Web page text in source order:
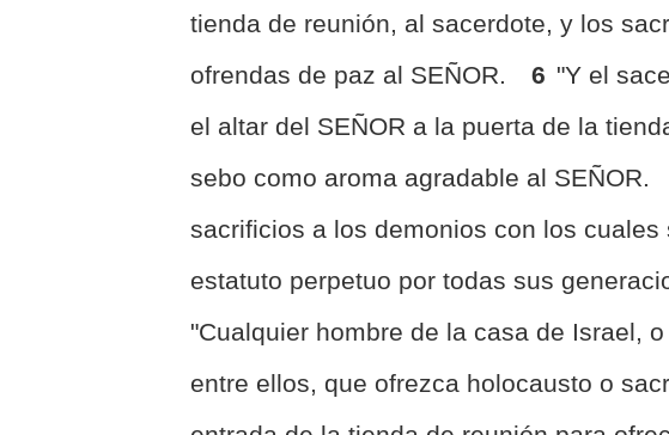
tienda de reunión, al sacerdote, y los
ofrendas de paz al SEÑOR.
6 "Y el
el altar del SEÑOR a la puerta de la
sebo como aroma agradable al SEÑOR.
sacrificios a los demonios con los
estatuto perpetuo por todas sus
"Cualquier hombre de la casa de Israel,
entre ellos, que ofrezca holocausto o